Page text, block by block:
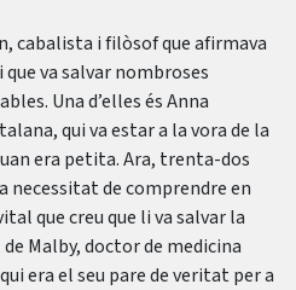
cabalista i filòsof que afirmava
va salvar nombroses
Una d’elles és Anna
qui va estar a la vora de la
era petita. Ara, trenta-dos
necessitat de comprendre en
que creu que li va salvar la
Malby, doctor de medicina
era el seu pare de veritat per a